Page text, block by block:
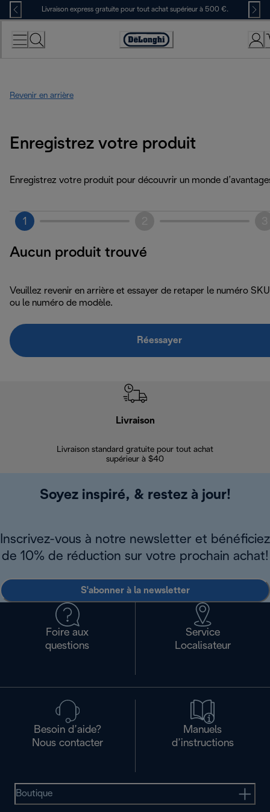
Skip
to
Content
Livraison express gratuite pour tout achat supérieur à 500 €.
Déclaration
Revenir en arrière
Enregistrez votre produit
Enregistrez votre produit pour découvrir un monde
1
Aucun produit trouvé
Veuillez revenir en arrière et essayer de retaper le numéro SKU
ou le numéro de modèle.
Réessayer
Livraison
Livraison standard gratuite pour tout achat
supérieur à $40
Soyez inspiré, & restez à jour!
Inscrivez-vous à notre newsletter et bénéficiez
de 10% de réduction sur votre prochain achat!
S'abonner à la newsletter
Foire aux
questions
Service
Localisateur
Besoin d’aide?
Nous contacter
Manuels
d’instructions
Boutique